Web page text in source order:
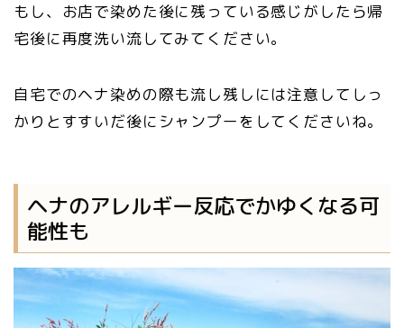
もし、お店で染めた後に残っている感じがしたら帰
宅後に再度洗い流してみてください。
自宅でのヘナ染めの際も流し残しには注意してしっ
かりとすすいだ後にシャンプーをしてくださいね。
ヘナのアレルギー反応でかゆくなる可
能性も